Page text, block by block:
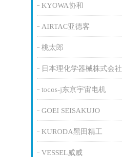
KYOWA协和
AIRTAC亚德客
桃太郎
日本理化学器械株式会社
tocos-j东京宇宙电机
GOEI SEISAKUJO
KURODA黑田精工
VESSEL威威